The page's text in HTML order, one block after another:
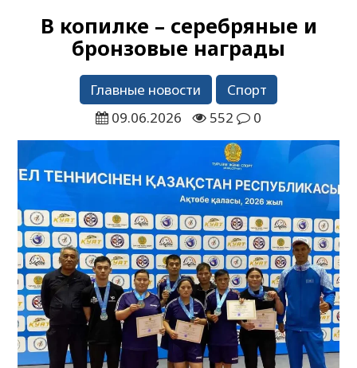
В копилке – серебряные и
бронзовые награды
Главные новости
Спорт
09.06.2026
552 0